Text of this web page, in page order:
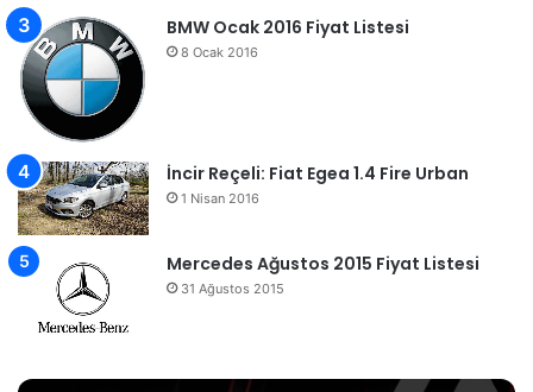
BMW Ocak 2016 Fiyat Listesi
8 Ocak 2016
İncir Reçeli: Fiat Egea 1.4 Fire Urban
1 Nisan 2016
Mercedes Ağustos 2015 Fiyat Listesi
31 Ağustos 2015